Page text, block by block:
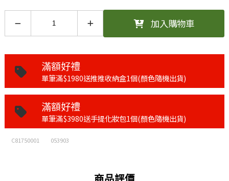
加入購物車
滿額好禮
單筆滿$1980送推推收納盒1個(顏色隨機出貨)
滿額好禮
單筆滿$3980送手提化妝包1個(顏色隨機出貨)
C81750001 053903